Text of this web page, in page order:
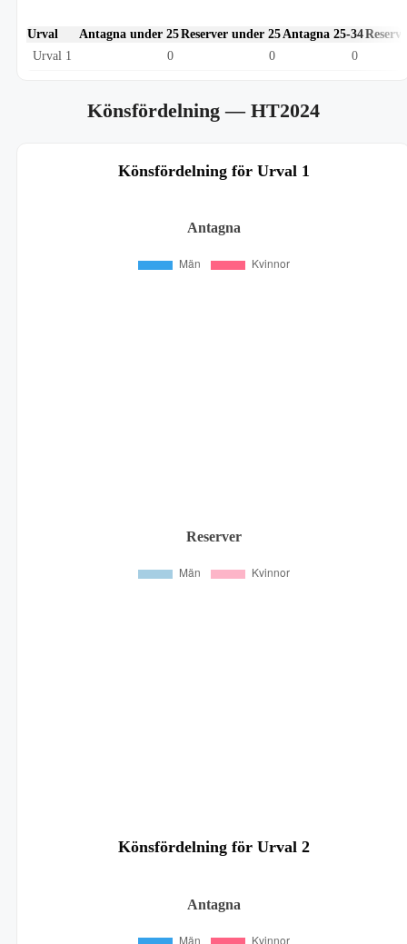
Urval Antagna under 25Reserver under 25 Antagna 25-34
Urval 1
0 0 0
Könsfördelning— HT2024
Könsfördelning för Urval 1
Antagna
Reserver
Könsfördelning för Urval 2
Antagna